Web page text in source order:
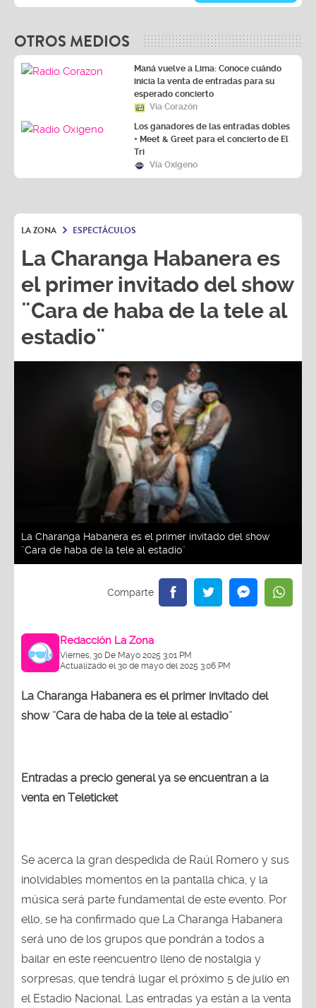
OTROS MEDIOS
Maná vuelve a Lima: Conoce cuándo
inicia la venta de entradas para su
esperado concierto
Vía Corazón
Los ganadores de las entradas dobles
+ Meet & Greet para el concierto de El
Tri
Vía Oxígeno
LA ZONA ESPECTÁCULOS
La Charanga Habanera es
el primer invitado del show
¨Cara de haba de la tele al
estadio¨
La Charanga Habanera es el primer invitado del show
¨Cara de haba de la tele al estadio¨
Redacción La Zona
Viernes, 30 De Mayo 2025 3:01 PM
Actualizado el 30 de mayo del 2025 3:06 PM
La Charanga Habanera es el primer invitado del
show ¨Cara de haba de la tele al estadio¨
Entradas a precio general ya se encuentran a la
venta en Teleticket
Se acerca la gran despedida de Raúl Romero y sus
inolvidables momentos en la pantalla chica, y la
música será parte fundamental de este evento. Por
ello, se ha confirmado que La Charanga Habanera
será uno de los grupos que pondrán a todos a
bailar en este reencuentro lleno de nostalgia y
sorpresas, que tendrá lugar el próximo 5 de julio en
el Estadio Nacional. Las entradas ya están a la venta